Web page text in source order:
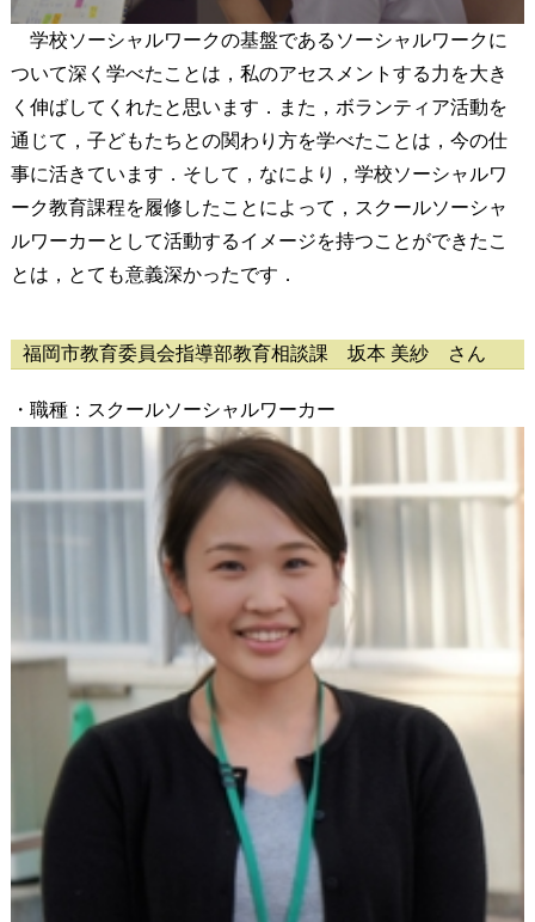
学校ソーシャルワークの基盤であるソーシャルワークに
ついて深く学べたことは，私のアセスメントする力を大き
く伸ばしてくれたと思います．また，ボランティア活動を
通じて，子どもたちとの関わり方を学べたことは，今の仕
事に活きています．そして，なにより，学校ソーシャルワ
ーク教育課程を履修したことによって，スクールソーシャ
ルワーカーとして活動するイメージを持つことができたこ
とは，とても意義深かったです．
福岡市教育委員会指導部教育相談課 坂本 美紗 さん
・職種：スクールソーシャルワーカー